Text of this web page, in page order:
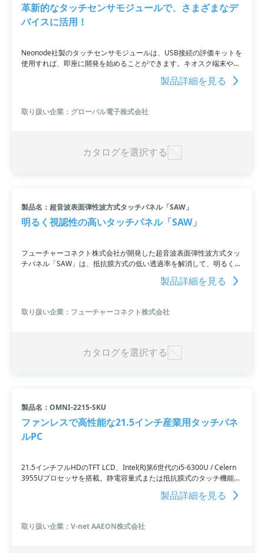
革新的なタッチセンサモジュールで、さまざまなデ
バイスに活用！
Neonode社製のタッチセンサモジュールは、USB接続の評価キットを
使用すれば、即座に開発を始めることができます。キオスク端末やエ
レベータ、宅配ボックス操作パネルなど様々なデバイスに活用可能で
す。関連動画では、センシングの原理や仕様、応用例などを解説して
製品詳細を見る
取り扱い企業：グローバル電子株式会社
カタログを選択する
製品名：超音波表面弾性波方式タッチパネル「SAW」
明るく視認性の高いタッチパネル「SAW」
フューチャーコネクト株式会社が開発した超音波表面弾性波方式タッ
チパネル「SAW」は、抵抗膜方式の低い透過率を解消して、明るく視
認性を良くするために作られています。90％以上の高透過率、ガラス
一枚の構造による高耐久性、5千万回以上のタッチ寿命、手袋での入
グレア、強化ガラスにも対応可能で、画面サイズも10.4～42型まで対
応しています。
製品詳細を見る
取り扱い企業：フューチャーコネクト株式会社
カタログを選択する
製品名：OMNI-2215-SKU
ファンレスで高性能な21.5インチ産業用タッチパネ
ルPC
21.5インチフルHDのTFT LCD、Intel(R)第6世代のi5-6300U / Celern
3955Uプロセッサを搭載。静電容量式または抵抗膜式のタッチ機能が
あり、アルミ筐体で耐久性があります。IP65準拠のフロントベゼルと
ファンレス構造も特徴です。さらに、別売りのOMNI IOモジュールで
製品詳細を見る
取り扱い企業：V-net AAEON株式会社